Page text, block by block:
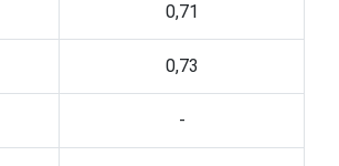
0,71
0,73
-